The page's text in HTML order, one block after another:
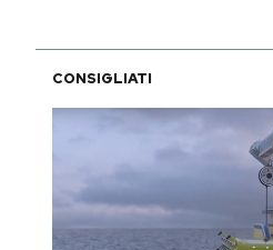
CONSIGLIATI